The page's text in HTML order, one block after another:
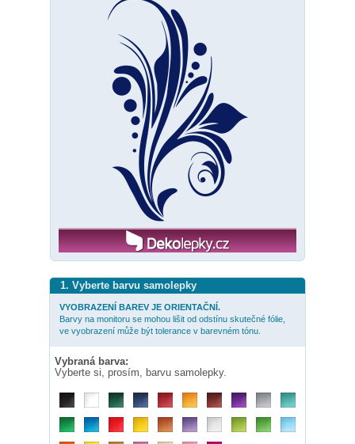
1. Vyberte barvu samolepky
VYOBRAZENÍ BAREV JE ORIENTAČNÍ.
Barvy na monitoru se mohou lišit od odstínu skutečné fólie,
ve vyobrazení může být tolerance v barevném tónu.
Vybraná barva:
Vyberte si, prosím, barvu samolepky.